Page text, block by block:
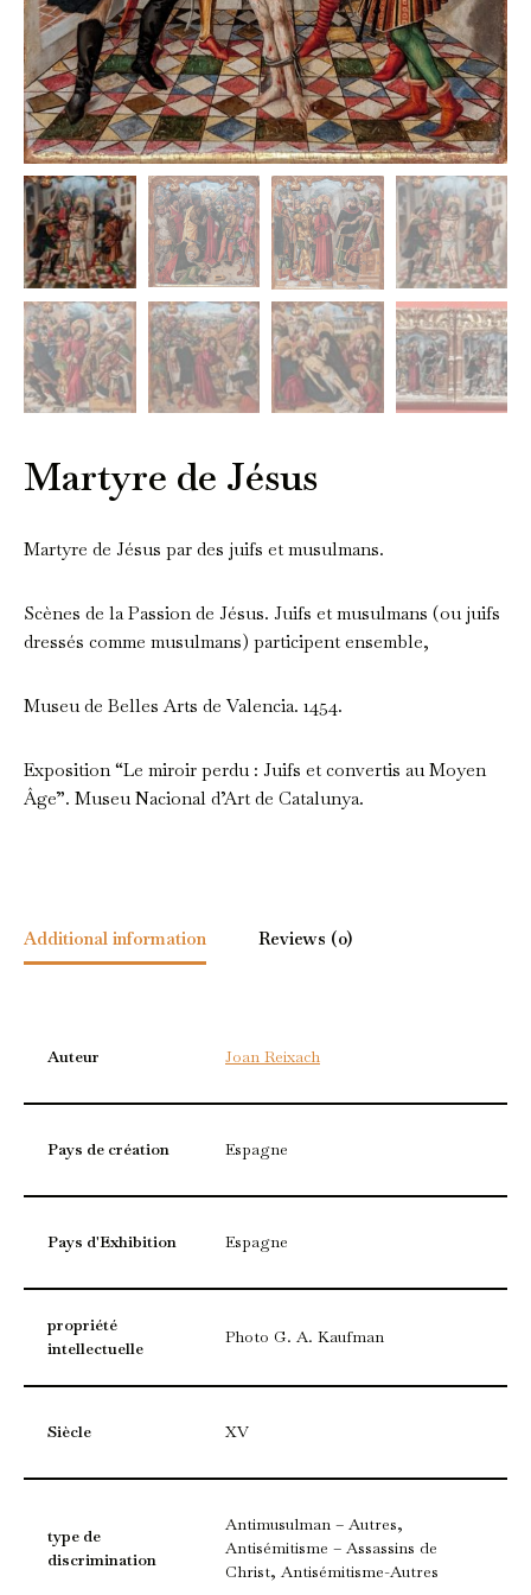
Martyre de Jésus
Martyre de Jésus par des juifs et musulmans.
Scènes de la Passion de Jésus. Juifs et musulmans (ou juifs
dressés comme musulmans) participent ensemble,
Museu de Belles Arts de Valencia. 1454.
Exposition “Le miroir perdu : Juifs et convertis au Moyen
Âge”. Museu Nacional d’Art de Catalunya.
Additional information Reviews (0)
Auteur Joan Reixach
Pays de création Espagne
Pays d'Exhibition Espagne
propriété
intellectuelle
Photo G. A. Kaufman
Siècle XV
type de
discrimination
Antimusulman – Autres,
Antisémitisme – Assassins de
Christ, Antisémitisme-Autres